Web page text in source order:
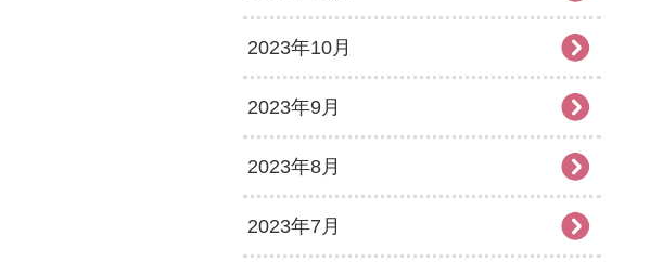
2023年10月
2023年9月
2023年8月
2023年7月